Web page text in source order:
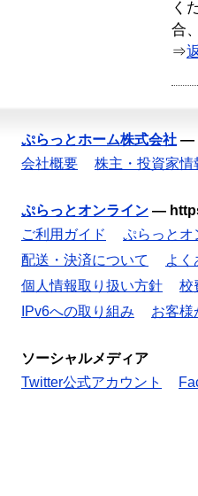
く
合
⇒
ぷらっとホーム株式会社 —
会社概要
株主・投資家情
ぷらっとオンライン —
ご利用ガイド
ぷらっとオ
配送・決済について
よく
個人情報取り扱い方針
校
IPv6への取り組み
お客様
ソーシャルメディア
Twitter公式アカウント